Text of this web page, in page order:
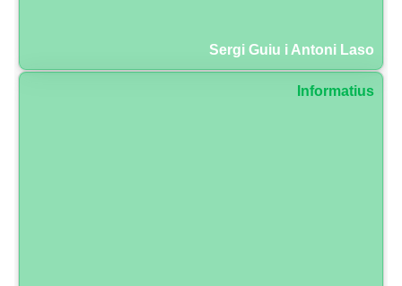
Sergi Guiu i Antoni Laso
Informatius